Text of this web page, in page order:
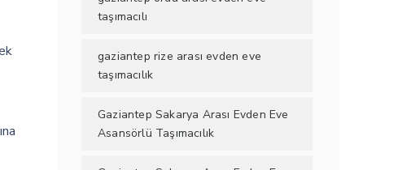
taşımacılı
gaziantep rize arası evden eve
taşımacılık
Gaziantep Sakarya Arası Evden Eve
Asansörlü Taşımacılık